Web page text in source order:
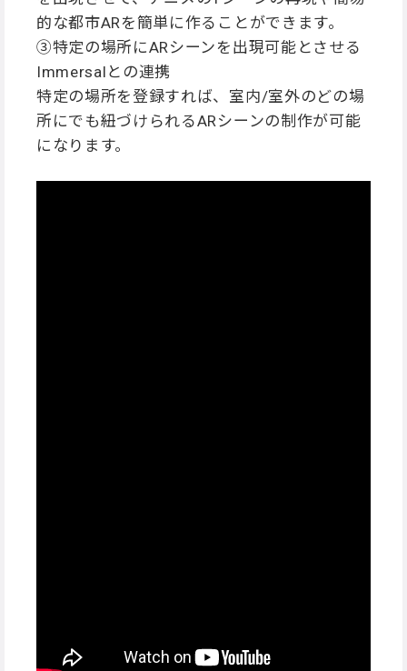
的な都市ARを簡単に作ることができます。
③特定の場所にARシーンを出現可能とさせる
Immersalとの連携
特定の場所を登録すれば、室内/室外のどの場
所にでも紐づけられるARシーンの制作が可能
になります。